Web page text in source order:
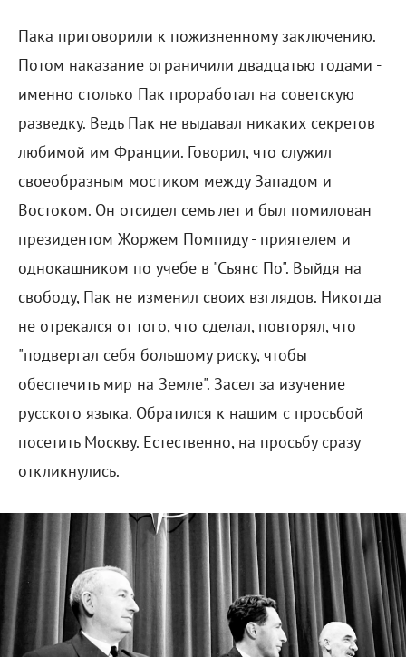
Пака приговорили к пожизненному заключению.
Потом наказание ограничили двадцатью годами -
именно столько Пак проработал на советскую
разведку. Ведь Пак не выдавал никаких секретов
любимой им Франции. Говорил, что служил
своеобразным мостиком между Западом и
Востоком. Он отсидел семь лет и был помилован
президентом Жоржем Помпиду - приятелем и
однокашником по учебе в "Сьянс По". Выйдя на
свободу, Пак не изменил своих взглядов. Никогда
не отрекался от того, что сделал, повторял, что
"подвергал себя большому риску, чтобы
обеспечить мир на Земле". Засел за изучение
русского языка. Обратился к нашим с просьбой
посетить Москву. Естественно, на просьбу сразу
откликнулись.